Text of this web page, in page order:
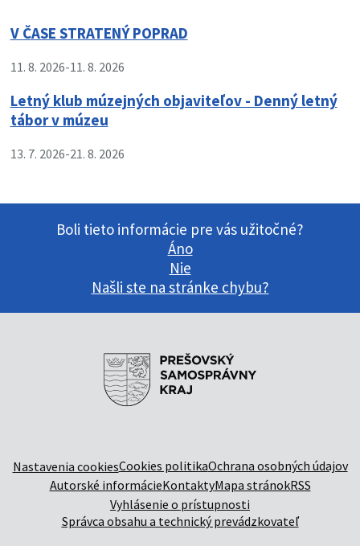
V ČASE STRATENÝ POPRAD
11. 8. 2026-11. 8. 2026
Letný klub múzejných objaviteľov - Denný letný
tábor v múzeu
13. 7. 2026-21. 8. 2026
Boli tieto informácie pre vás užitočné?
Áno
Nie
Našli ste na stránke chybu?
Nastavenia cookiesCookies politikaOchrana osobných údajov
Autorské informácieKontaktyMapa stránokRSS
Vyhlásenie o prístupnosti
Správca obsahu a technický prevádzkovateľ